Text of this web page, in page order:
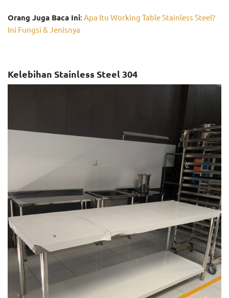
Orang Juga Baca Ini: Apa Itu Working Table Stainless Steel?
Ini Fungsi & Jenisnya
Kelebihan Stainless Steel 304